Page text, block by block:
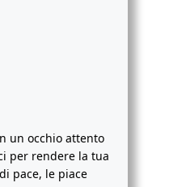
un occhio attento
per rendere la tua
pace, le piace